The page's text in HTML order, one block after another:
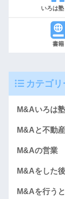
いろは
書籍
カテゴリ
M&Aいろは
M&Aと不動産
M&Aの営業
M&Aをした後
M&Aを行う